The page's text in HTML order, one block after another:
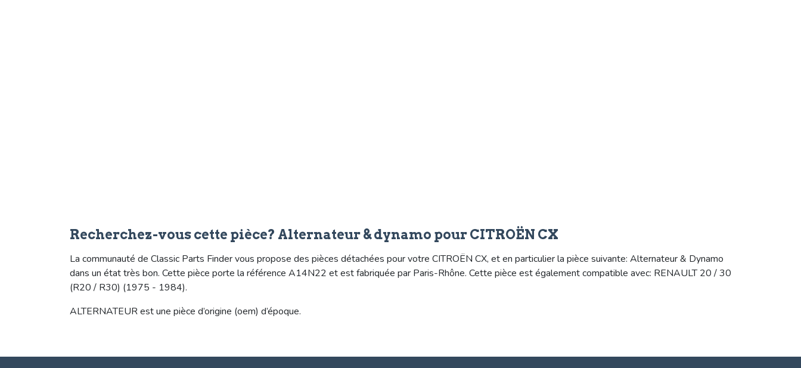
Recherchez-vous cette pièce? Alternateur & dynamo pour CITROËN CX
La communauté de Classic Parts Finder vous propose des pièces détachées pour votre CITROËN CX, et en particulier la pièce suivante: Alternateur & Dynamo
dans un état très bon. Cette pièce porte la référence A14N22 et est fabriquée par Paris-Rhône. Cette pièce est également compatible avec: RENAULT 20 / 30
(R20 / R30) (1975 - 1984).
ALTERNATEUR est une pièce d’origine (oem) d’époque.